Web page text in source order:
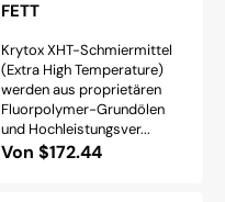
FETT
Krytox XHT-Schmiermittel
(Extra High Temperature)
werden aus proprietären
Fluorpolymer-Grundölen
und Hochleistungsver...
Normaler
Von $172.44